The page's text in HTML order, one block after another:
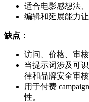
适合电影感想法
编辑和延展能力
缺点：
访问、价格、审
当提示词涉及可
律和品牌安全审核
用于付费
性。